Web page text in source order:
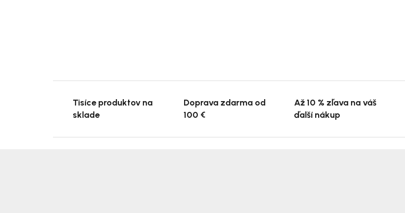
Tisíce produktov na
sklade
Doprava zdarma od
100 €
Až 10 % zľava na váš
ďalší nákup